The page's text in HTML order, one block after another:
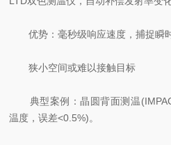
优势：毫秒级响应速度，捕捉瞬时
狭小空间或难以接触目标
典型案例：晶圆背面测温
温度，误差<0.5%)。